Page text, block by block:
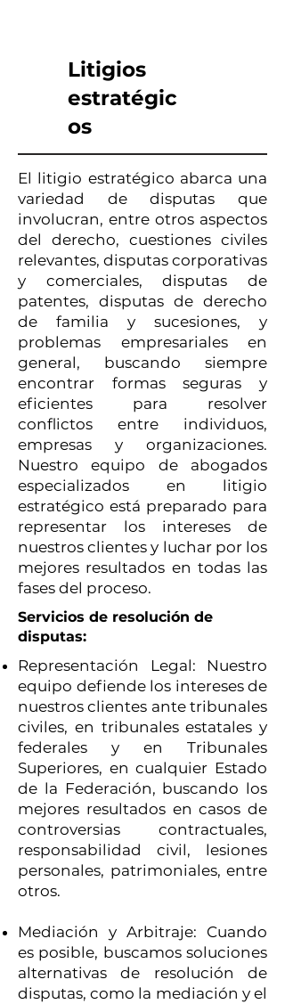
Litigios
estratégic
os
El litigio estratégico abarca una
variedad de disputas que
involucran, entre otros aspectos
del derecho, cuestiones civiles
relevantes, disputas corporativas
y comerciales, disputas de
patentes, disputas de derecho
de familia y sucesiones, y
problemas empresariales en
general, buscando siempre
encontrar formas seguras y
eficientes para resolver
conflictos entre individuos,
empresas y organizaciones.
Nuestro equipo de abogados
especializados en litigio
estratégico está preparado para
representar los intereses de
nuestros clientes y luchar por los
mejores resultados en todas las
fases del proceso.
Servicios de resolución de
disputas:
Representación Legal: Nuestro
equipo defiende los intereses de
nuestros clientes ante tribunales
civiles, en tribunales estatales y
federales y en Tribunales
Superiores, en cualquier Estado
de la Federación, buscando los
mejores resultados en casos de
controversias contractuales,
responsabilidad civil, lesiones
personales, patrimoniales, entre
otros.
Mediación y Arbitraje: Cuando
es posible, buscamos soluciones
alternativas de resolución de
disputas, como la mediación y el